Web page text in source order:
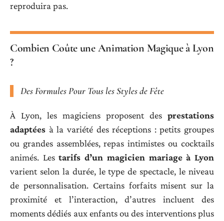
reproduira pas.
Combien Coûte une Animation Magique à Lyon
?
Des Formules Pour Tous les Styles de Fête
À Lyon, les magiciens proposent des prestations
adaptées à la variété des réceptions : petits groupes
ou grandes assemblées, repas intimistes ou cocktails
animés. Lestarifs d’un magicien mariage à Lyon
varient selon la durée, le type de spectacle, le niveau
de personnalisation. Certains forfaits misent sur la
proximité et l’interaction, d’autres incluent des
moments dédiés aux enfants ou des interventions plus